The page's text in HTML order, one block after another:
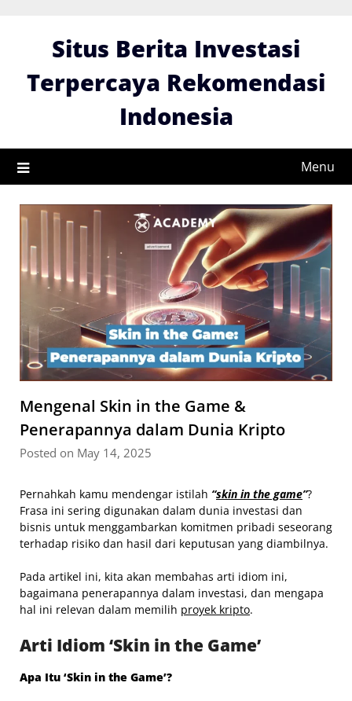
Situs Berita Investasi
Terpercaya Rekomendasi
Indonesia
Menu
Mengenal Skin in the Game &
Penerapannya dalam Dunia Kripto
Posted on May 14, 2025
Pernahkah kamu mendengar istilah “skin in the game”?
Frasa ini sering digunakan dalam dunia investasi dan
bisnis untuk menggambarkan komitmen pribadi seseorang
terhadap risiko dan hasil dari keputusan yang diambilnya.
Pada artikel ini, kita akan membahas arti idiom ini,
bagaimana penerapannya dalam investasi, dan mengapa
hal ini relevan dalam memilih proyek kripto.
Arti Idiom ‘Skin in the Game’
Apa Itu ‘Skin in the Game’?